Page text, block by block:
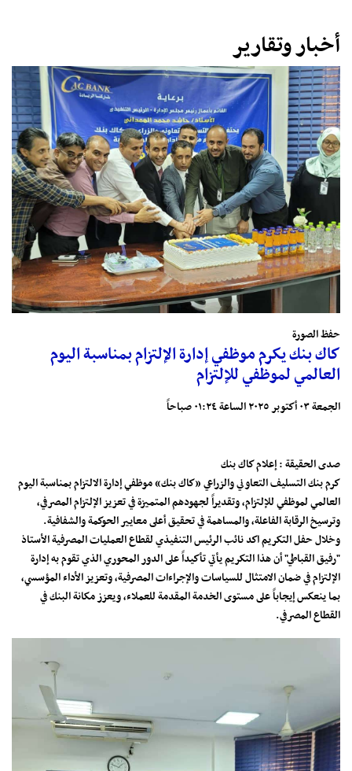
أخبار وتقارير
حفظ الصورة
كاك بنك يكرم موظفي إدارة الإلتزام بمناسبة اليوم
العالمي لموظفي للإلتزام
الجمعة ٠٣ أكتوبر ٢٠٢٥ الساعة ٠١:٢٤ صباحاً
صدى الحقيقة : إعلام كاك بنك
كرم بنك التسليف التعاوني والزراعي «كاك بنك» موظفي إدارة الالتزام بمناسبة اليوم
العالمي لموظفي للإلتزام، وتقديراً لجهودهم المتميزة في تعزيز الإلتزام المصرفي،
وترسيخ الرقابة الفاعلة، والمساهمة في تحقيق أعلى معايير الحوكمة والشفافية.
وخلال حفل التكريم اكد نائب الرئيس التنفيذي لقطاع العمليات المصرفية الأستاذ
"رفيق القباطي" أن هذا التكريم يأتي تأكيداً على الدور المحوري الذي تقوم به إدارة
الإلتزام في ضمان الامتثال للسياسات والإجراءات المصرفية، وتعزيز الأداء المؤسسي،
بما ينعكس إيجاباً على مستوى الخدمة المقدمة للعملاء، ويعزز مكانة البنك في
القطاع المصرفي.